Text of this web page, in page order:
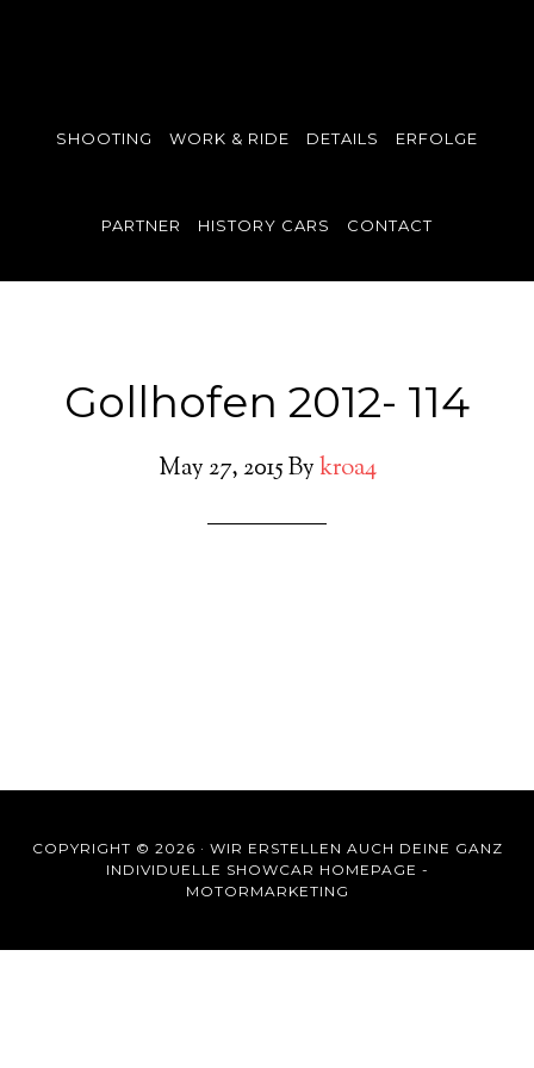
SHOOTING WORK & RIDE DETAILS ERFOLGE
PARTNER HISTORY CARS CONTACT
Gollhofen 2012- 114
May 27, 2015Bykroa4
COPYRIGHT © 2026 · WIR ERSTELLEN AUCH DEINE GANZ
INDIVIDUELLE SHOWCAR HOMEPAGE -
MOTORMARKETING